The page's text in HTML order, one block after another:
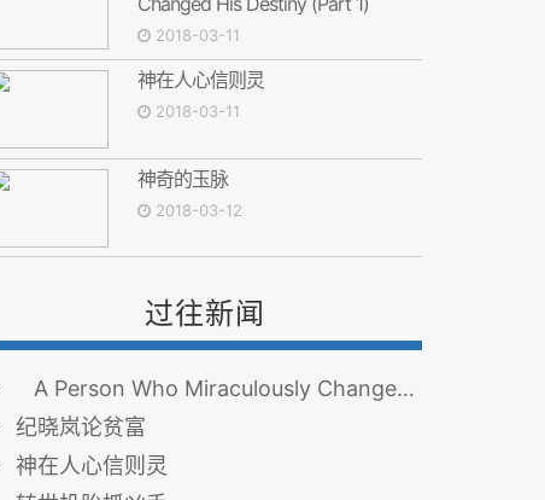
2018-03-11
神在人心信则灵
2018-03-11
神奇的玉脉
2018-03-12
过往新闻
A Person Who Miraculously Changed His Destiny (Part 1)
纪晓岚论贫富
神在人心信则灵